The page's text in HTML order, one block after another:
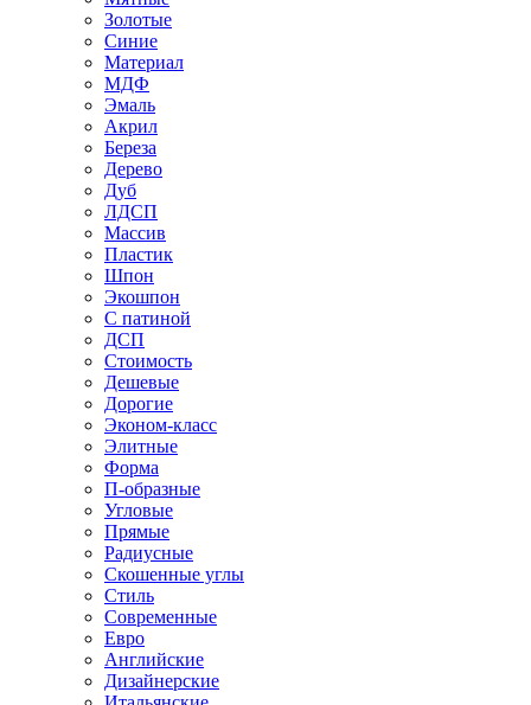
Золотые
Синие
Материал
МДФ
Эмаль
Акрил
Береза
Дерево
Дуб
ЛДСП
Массив
Пластик
Шпон
Экошпон
С патиной
ДСП
Стоимость
Дешевые
Дорогие
Эконом-класс
Элитные
Форма
П-образные
Угловые
Прямые
Радиусные
Скошенные углы
Стиль
Современные
Евро
Английские
Дизайнерские